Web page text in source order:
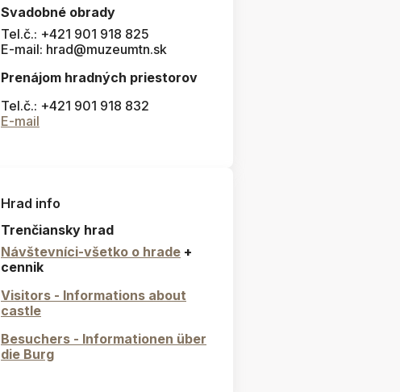
Svadobné obrady
Tel.č.: +421 901 918 825
E-mail: hrad@muzeumtn.sk
Prenájom hradných priestorov
Tel.č.: +421 901 918 832
E-mail
Hrad info
Trenčiansky hrad
Návštevníci-všetko o hrade +
cennik
Visitors - Informations about
castle
Besuchers - Informationen über
die Burg